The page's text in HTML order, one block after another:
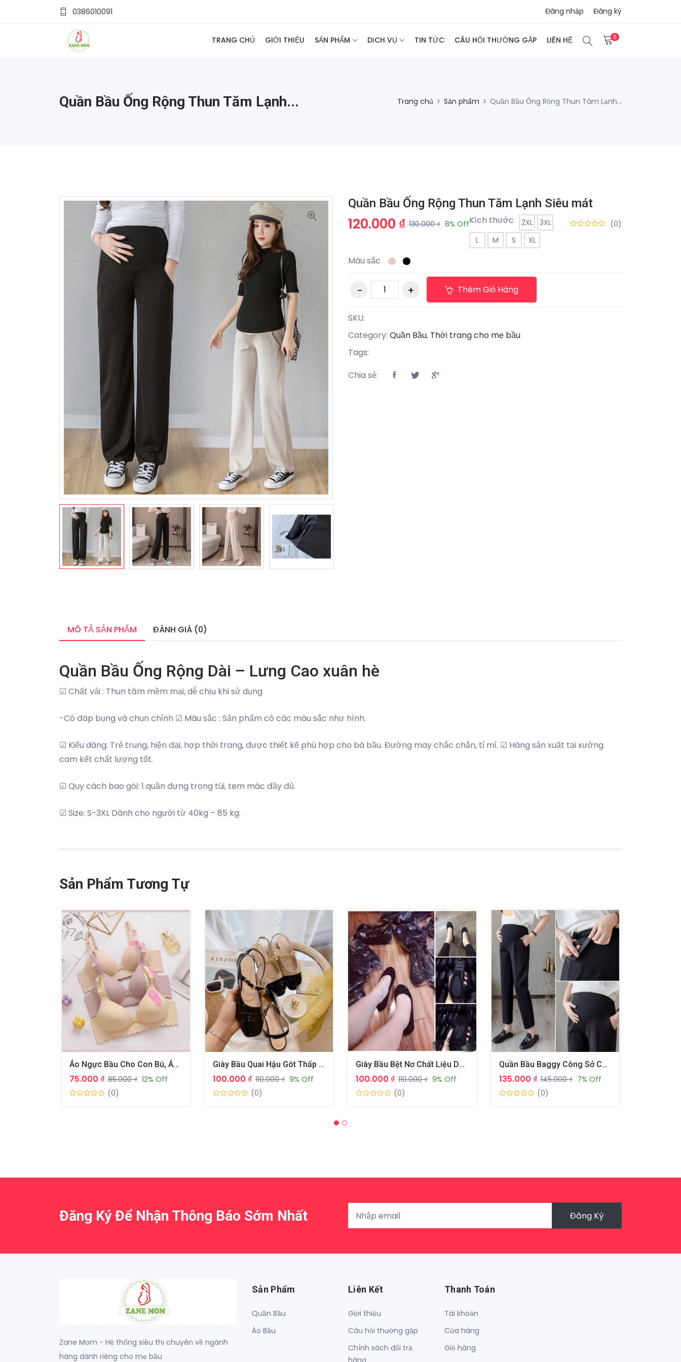
0386010091 Đăng nhập Đăng ký
TRANG CHỦ GIỚI THIỆU SẢN PHẨM DỊCH VỤ TIN TỨC CÂU HỎI THƯỜNG GẶP LIÊN HỆ 0
Quần Bầu Ống Rộng Thun Tăm Lạnh... Trang chủ Sản phẩm Quần Bầu Ống Rộng Thun Tăm Lạnh...
Quần Bầu Ống Rộng Thun Tăm Lạnh Siêu mát
(0)
120.000 ₫ 130.000 ₫ 8% OffKích thước 2XL
3XL
L
M S XL
Màu sắc
Thêm Giỏ Hàng
SKU:
Category: Quần Bầu, Thời trang cho mẹ bầu
Tags:
Chia sẻ:
MÔ TẢ SẢN PHẨM ĐÁNH GIÁ (0)
Quần Bầu Ống Rộng Dài – Lưng Cao xuân hè
☑ Chất vải : Thun tăm mềm mại, dễ chịu khi sử dụng
-Có đáp bụng và chun chỉnh ☑ Màu sắc : Sản phẩm có các màu sắc như hình.
☑ Kiểu dáng: Trẻ trung, hiện đại, hợp thời trang, được thiết kế phù hợp cho bà bầu. Đường may chắc chắn, tỉ mỉ. ☑ Hàng sản xuất tại xưởng
cam kết chất lượng tốt.
☑ Quy cách bao gói: 1 quần đựng trong túi, tem mác đầy đủ.
☑ Size: S-3XL Dành cho người từ 40kg – 85 kg.
Sản Phẩm Tương Tự
Áo Ngực Bầu Cho Con Bú, Áo Lót Bầu Chống Chảy Xệ Không Gọng
75.000 ₫ 85.000 ₫ 12% Off
(0)
Giày Bầu Quai Hậu Gót Thấp Đính Ngọc Chống Trượt
100.000 ₫ 110.000 ₫ 9% Off
(0)
Giày Bầu Bệt Nơ Chất Liệu Da Lộn Hàng Chuẩn Đẹp
100.000 ₫ 110.000 ₫ 9% Off
(0)
Quần Bầu Baggy Công Sở Chất Umi Hàn Mềm Mịn Thoáng Mát
135.000 ₫ 145.000 ₫ 7% Off
(0)
Đăng Ký Để Nhận Thông Báo Sớm Nhất Đăng Ký
Zane Mom - Hệ thống siêu thị chuyên về ngành
hàng dành riêng cho mẹ bầu
Sản Phẩm
Quần Bầu
Áo Bầu
Liên Kết
Giới thiệu
Câu hỏi thường gặp
Chính sách đổi trả
Thanh Toán
Tài khoản
Cửa hàng
Giỏ hàng